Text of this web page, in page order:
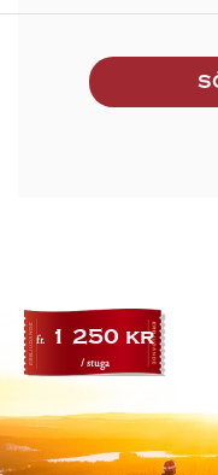
fr. 1 250 kr
/ stuga